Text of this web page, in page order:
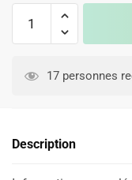
Belgique
Carrasco
17 personnes
Description